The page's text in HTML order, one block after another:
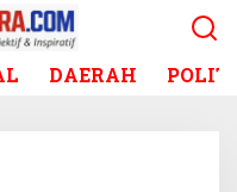
DAERAH